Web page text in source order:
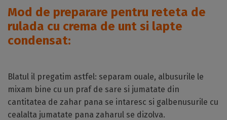
Mod de preparare pentru reteta de
rulada cu crema de unt si lapte
condensat:
Blatul il pregatim astfel: separam ouale, albusurile le
mixam bine cu un praf de sare si jumatate din
cantitatea de zahar pana se intaresc si galbenusurile cu
cealalta jumatate pana zaharul se dizolva.